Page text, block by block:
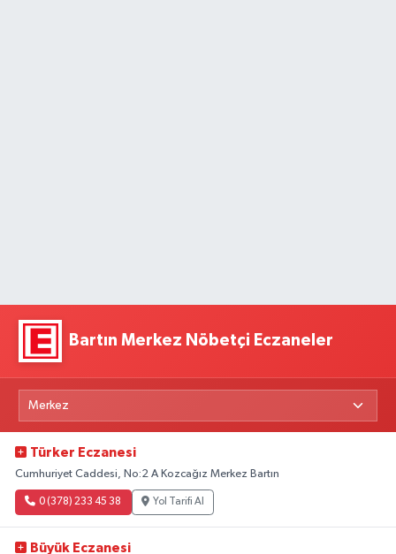
Bartın Merkez Nöbetçi Eczaneler
Türker Eczanesi
Cumhuriyet Caddesi, No:2 A Kozcağız Merkez Bartın
0 (378) 233 45 38 Yol Tarifi Al
Büyük Eczanesi